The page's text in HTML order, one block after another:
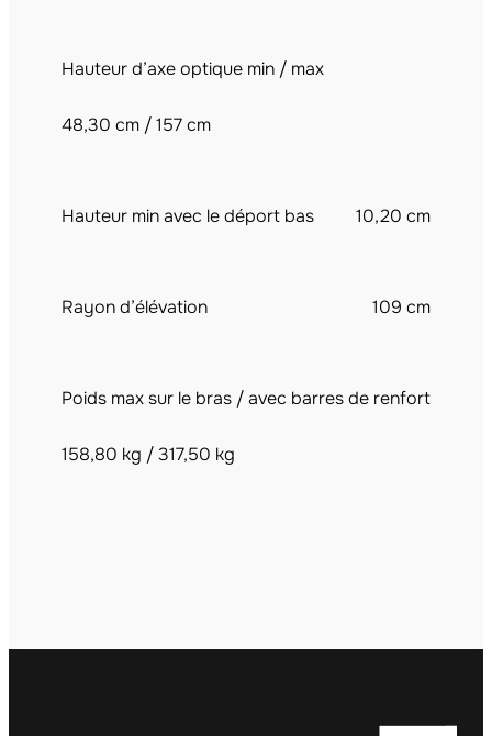
Hauteur d’axe optique min / max
48,30 cm / 157 cm
Hauteur min avec le déport bas 10,20 cm
Rayon d’élévation 109 cm
Poids max sur le bras / avec barres de renfort
158,80 kg / 317,50 kg